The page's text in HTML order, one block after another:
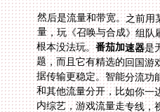
然后是流量和带宽。之前
量，玩《召唤与合成》组队
根本没法玩。番茄加速器是
题，
据传
和其
内综
安全